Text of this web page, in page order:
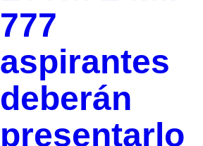
777
aspirantes
deberán
presentarlo